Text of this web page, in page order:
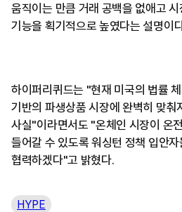
움직이는 만큼 거래 공백을 없애고
기능을 획기적으로 높였다는 설명이
하이퍼리퀴드는 "현재 미국의 법률
기반의 파생상품 시장에 완벽히 맞춰
사실"이라면서도 "온체인 시장이 온
들어갈 수 있도록 워싱턴 정책 입안
협력하겠다"고 밝혔다.
HYPE